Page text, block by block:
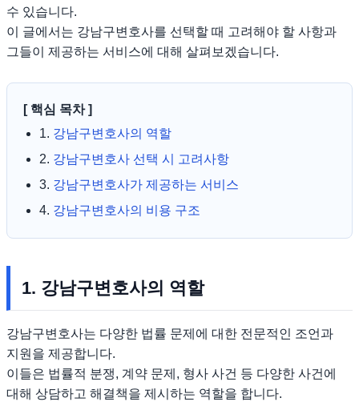
수 있습니다.
이 글에서는 강남구변호사를 선택할 때 고려해야 할 사항과
그들이 제공하는 서비스에 대해 살펴보겠습니다.
[ 핵심 목차 ]
1. 강남구변호사의 역할
2. 강남구변호사 선택 시 고려사항
3. 강남구변호사가 제공하는 서비스
4. 강남구변호사의 비용 구조
1. 강남구변호사의 역할
강남구변호사는 다양한 법률 문제에 대한 전문적인 조언과
지원을 제공합니다.
이들은 법률적 분쟁, 계약 문제, 형사 사건 등 다양한 사건에
대해 상담하고 해결책을 제시하는 역할을 합니다.